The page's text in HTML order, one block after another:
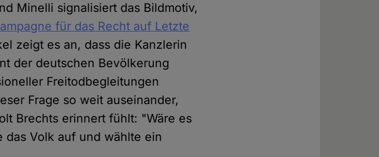
Minelli signalisiert das Bildmotiv,
für das Recht auf Letzte
zeigt es an, dass die Kanzlerin
der deutschen Bevölkerung
Freitodbegleitungen
Frage so weit auseinander,
Brechts erinnert fühlt: "Wäre es
Volk auf und wählte ein